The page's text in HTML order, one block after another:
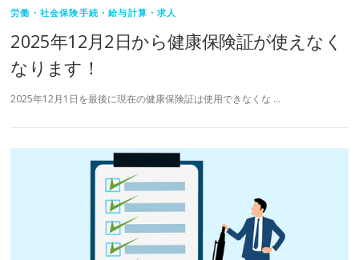
労働・社会保険手続・給与計算・求人
2025年12月2日から健康保険証が使えなく
なります！
2025年12月1日を最後に現在の健康保険証は使用できなくな …